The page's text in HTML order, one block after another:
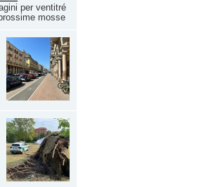
per ventitré
mosse